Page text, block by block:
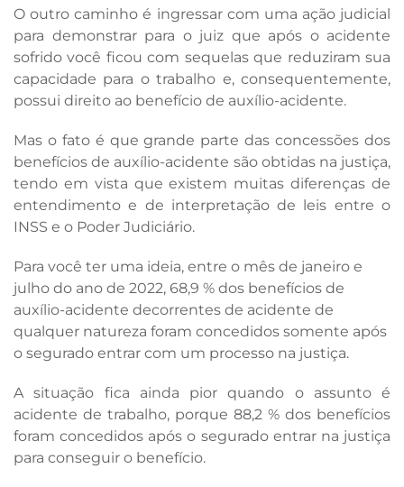
O outro caminho é ingressar com uma ação judicial
para demonstrar para o juiz que após o acidente
sofrido você ficou com sequelas que reduziram sua
capacidade para o trabalho e, consequentemente,
possui direito ao benefício de auxílio-acidente.
Mas o fato é que grande parte das concessões dos
benefícios de auxílio-acidente são obtidas na justiça,
tendo em vista que existem muitas diferenças de
entendimento e de interpretação de leis entre o
INSS e o Poder Judiciário.
Para você ter uma ideia, entre o mês de janeiro e
julho do ano de 2022, 68,9 % dos benefícios de
auxílio-acidente decorrentes de acidente de
qualquer natureza foram concedidos somente após
o segurado entrar com um processo na justiça.
A situação fica ainda pior quando o assunto é
acidente de trabalho, porque 88,2 % dos benefícios
foram concedidos após o segurado entrar na justiça
para conseguir o benefício.